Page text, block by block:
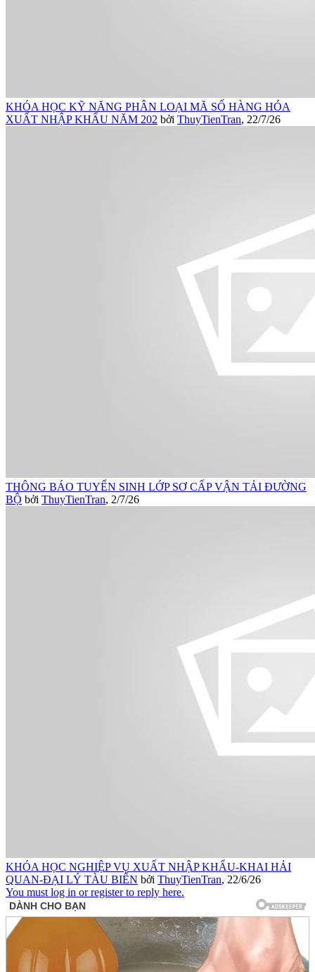
KHÓA HỌC KỸ NĂNG PHÂN LOẠI MÃ SỐ HÀNG HÓA
XUẤT NHẬP KHẨU NĂM 202 bởi ThuyTienTran, 22/7/26
THÔNG BÁO TUYỂN SINH LỚP SƠ CẤP VẬN TẢI ĐƯỜNG
BỘ bởi ThuyTienTran, 2/7/26
KHÓA HỌC NGHIỆP VỤ XUẤT NHẬP KHẨU-KHAI HẢI
QUAN-ĐẠI LÝ TÀU BIỂN bởi ThuyTienTran, 22/6/26
You must log in or register to reply here.